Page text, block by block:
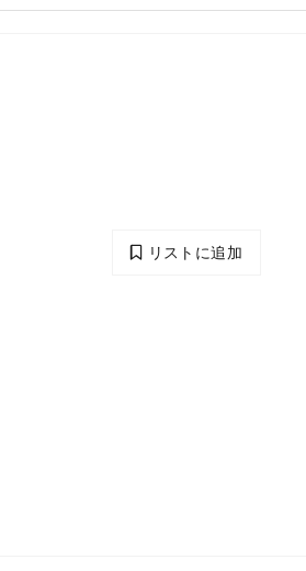
リストに追加